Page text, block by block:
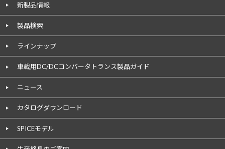
新製品情報
製品検索
ラインナップ
車載用DC/DCコンバータトランス製品ガイド
ニュース
カタログダウンロード
SPICEモデル